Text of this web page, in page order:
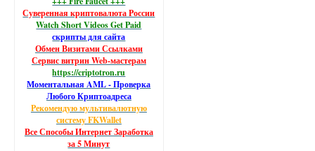
Суверенная криптовалюта России
Watch Short Videos Get Paid
скрипты для сайта
Обмен Визитами Ссылками
Сервис витрин Web-мастерам
https://criptotron.ru
Моментальная AML - Проверка
Любого Криптоадреса
Рекомендую мультивалютную
систему FKWallet
Все Способы Интернет Заработка
за 5 Минут